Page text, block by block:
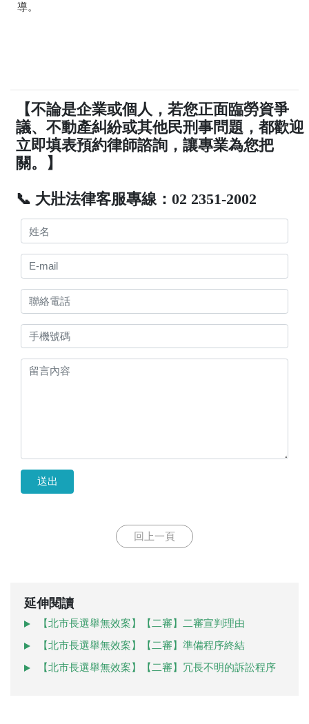
導。
【不論是企業或個人，若您正面臨勞資爭
議、不動產糾紛或其他民刑事問題，都歡迎
立即填表預約律師諮詢，讓專業為您把
關。】
📞 大壯法律客服專線：02 2351-2002
送出
回上一頁
延伸閱讀
【北市長選舉無效案】【二審】二審宣判理由
【北市長選舉無效案】【二審】準備程序終結
【北市長選舉無效案】【二審】冗長不明的訴訟程序